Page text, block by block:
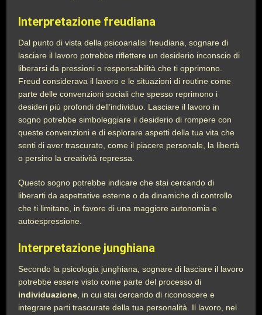
Interpretazione freudiana
Dal punto di vista della psicoanalisi freudiana, sognare di
lasciare il lavoro potrebbe riflettere un desiderio inconscio di
liberarsi da pressioni o responsabilità che ti opprimono.
Freud considerava il lavoro e le situazioni di routine come
parte delle convenzioni sociali che spesso reprimono i
desideri più profondi dell’individuo. Lasciare il lavoro in
sogno potrebbe simboleggiare il desiderio di rompere con
queste convenzioni e di esplorare aspetti della tua vita che
senti di aver trascurato, come il piacere personale, la libertà
o persino la creatività repressa.
Questo sogno potrebbe indicare che stai cercando di
liberarti da aspettative esterne o da dinamiche di controllo
che ti limitano, in favore di una maggiore autonomia e
autoespressione.
Interpretazione junghiana
Secondo la psicologia junghiana, sognare di lasciare il lavoro
potrebbe essere visto come parte del processo di
individuazione , in cui stai cercando di riconoscere e
integrare parti trascurate della tua personalità. Il lavoro, nel